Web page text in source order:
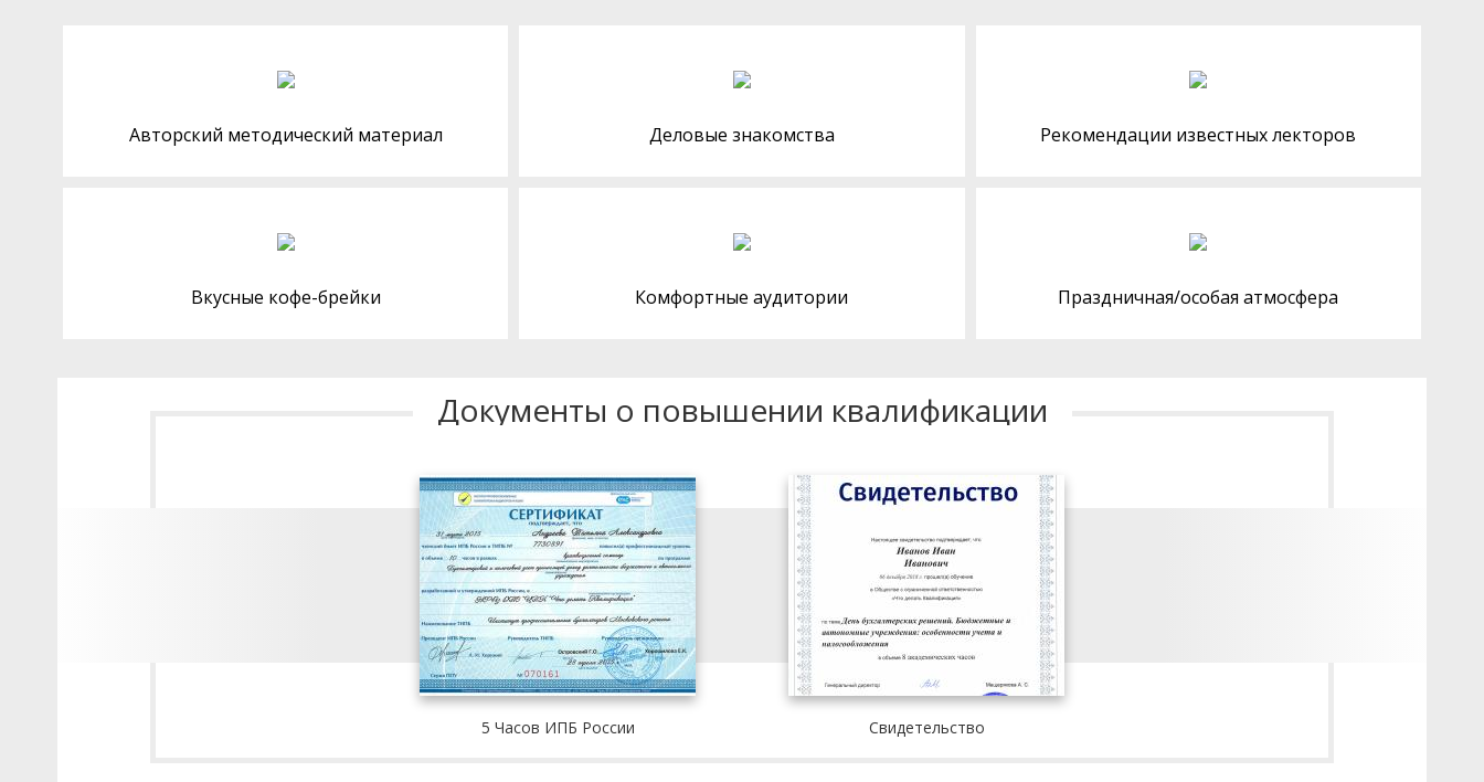
Авторский методический материал Деловые знакомства Рекомендации известных лекторов
Вкусные кофе-брейки Комфортные аудитории Праздничная/особая атмосфера
Документы о повышении квалификации
5 Часов ИПБ России Свидетельство